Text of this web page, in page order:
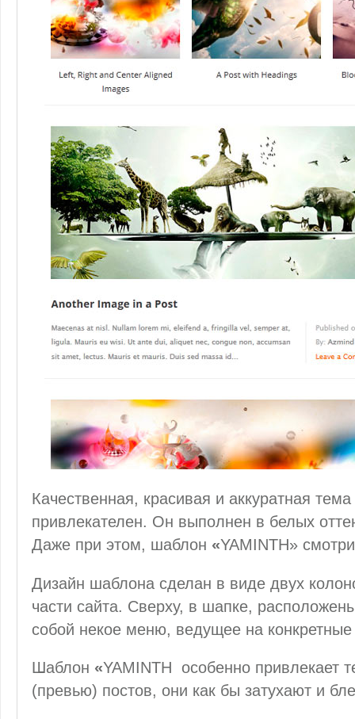
Качественная, красивая и аккуратная
привлекателен. Он выполнен в белых
Даже при этом, шаблон «YAMINTH»
Дизайн шаблона сделан в виде двух
части сайта. Сверху, в шапке,
собой некое меню, ведущее на
Шаблон «YAMINTH особенно привлекает
(превью) постов, они как бы затухают и